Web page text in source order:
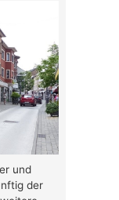
und
der